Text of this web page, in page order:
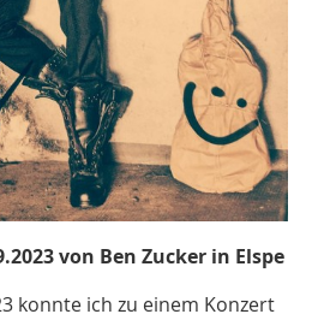
von Ben Zucker in Elspe
konnte ich zu einem Konzert